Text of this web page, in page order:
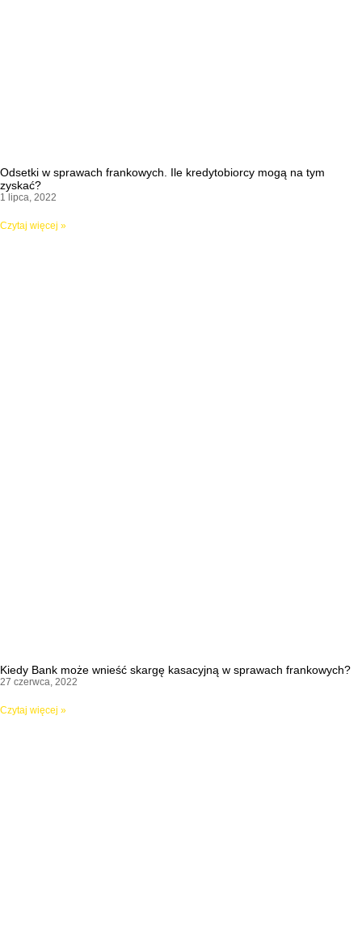
Odsetki w sprawach frankowych. Ile kredytobiorcy mogą na tym
zyskać?
1 lipca, 2022
Czytaj więcej »
Kiedy Bank może wnieść skargę kasacyjną w sprawach frankowych?
27 czerwca, 2022
Czytaj więcej »